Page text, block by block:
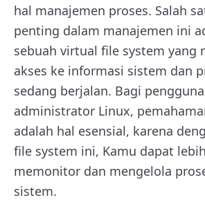
hal manajemen proses. Salah
penting dalam manajemen ini
sebuah virtual file system yang
akses ke informasi sistem dan
sedang berjalan. Bagi
administrator Linux,
adalah hal esensial, karena
file system ini, Kamu dapat
memonitor dan mengelola
sistem.